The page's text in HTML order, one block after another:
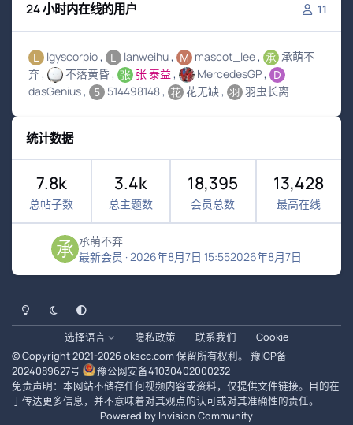
24 小时内在线的用户 11
lgyscorpio lanweihu mascot_lee
承萌不
弃
不落黄昏 张 泰益
MercedesGP
dasGenius
514498148 花无缺 羽虫长离
统计数据
7.8k
总帖子数
3.4k
总主题数
18,395
会员总数
13,428
最高在线
承萌不弃
最新会员 ·2026年8月7日 15:552026年8月7日
浅色模式黑暗模式系统偏好
选择语言 隐私政策 联系我们
Cookie
© Copyright 2021-2026 okscc.com 保留所有权利。 豫ICP备
2024089627号
豫公网安备41030402000232
免责声明：本网站不储存任何视频内容或资料，仅提供文件链接。目的在
于传达更多信息，并不意味着对其观点的认可或对其准确性的责任。
Powered by Invision Community